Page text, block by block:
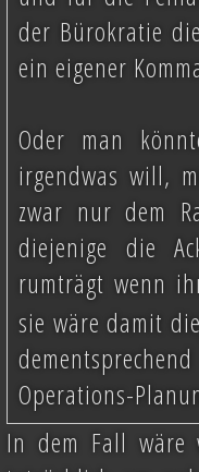
der Bürokratie
ein eigener
Oder man
irgendwas will,
zwar nur dem
diejenige die
rumträgt wenn
sie wäre damit
Operations-
In dem Fall wäre